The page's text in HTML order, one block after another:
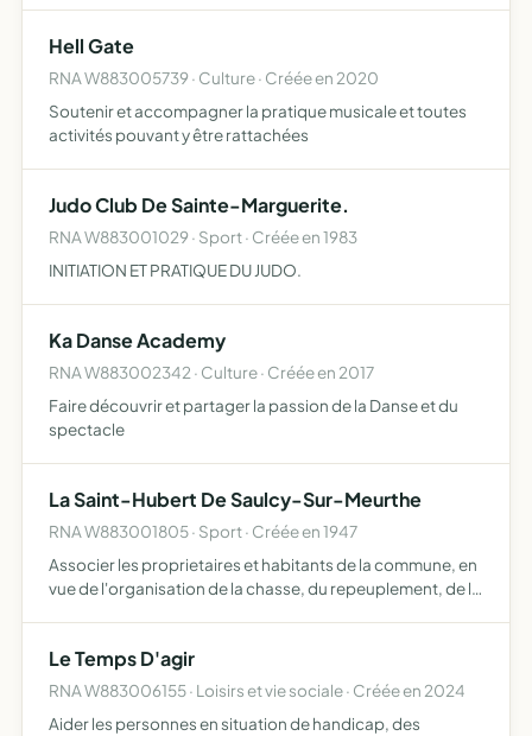
Hell Gate
RNA W883005739 · Culture · Créée en 2020
Soutenir et accompagner la pratique musicale et toutes
activités pouvant y être rattachées
Judo Club De Sainte-Marguerite.
RNA W883001029 · Sport · Créée en 1983
INITIATION ET PRATIQUE DU JUDO.
Ka Danse Academy
RNA W883002342 · Culture · Créée en 2017
Faire découvrir et partager la passion de la Danse et du
spectacle
La Saint-Hubert De Saulcy-Sur-Meurthe
RNA W883001805 · Sport · Créée en 1947
Associer les proprietaires et habitants de la commune, en
vue de l'organisation de la chasse, du repeuplement, de la
Le Temps D'agir
RNA W883006155 · Loisirs et vie sociale · Créée en 2024
Aider les personnes en situation de handicap, des